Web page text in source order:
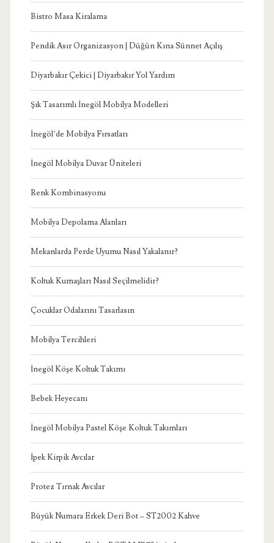
Bistro Masa Kiralama
Pendik Asır Organizasyon | Düğün Kına Sünnet Açılış
Diyarbakır Çekici | Diyarbakır Yol Yardım
Şık Tasarımlı İnegöl Mobilya Modelleri
İnegöl’de Mobilya Fırsatları
İnegöl Mobilya Duvar Üniteleri
Renk Kombinasyonu
Mobilya Depolama Alanları
Mekanlarda Perde Uyumu Nasıl Yakalanır?
Koltuk Kumaşları Nasıl Seçilmelidir?
Çocuklar Odalarını Tasarlasın
Mobilya Tercihleri
İnegöl Köşe Koltuk Takımı
Bebek Heyecanı
İnegöl Mobilya Pastel Köşe Koltuk Takımları
İpek Kirpik Avcılar
Protez Tırnak Avcılar
Büyük Numara Erkek Deri Bot – ST2002 Kahve